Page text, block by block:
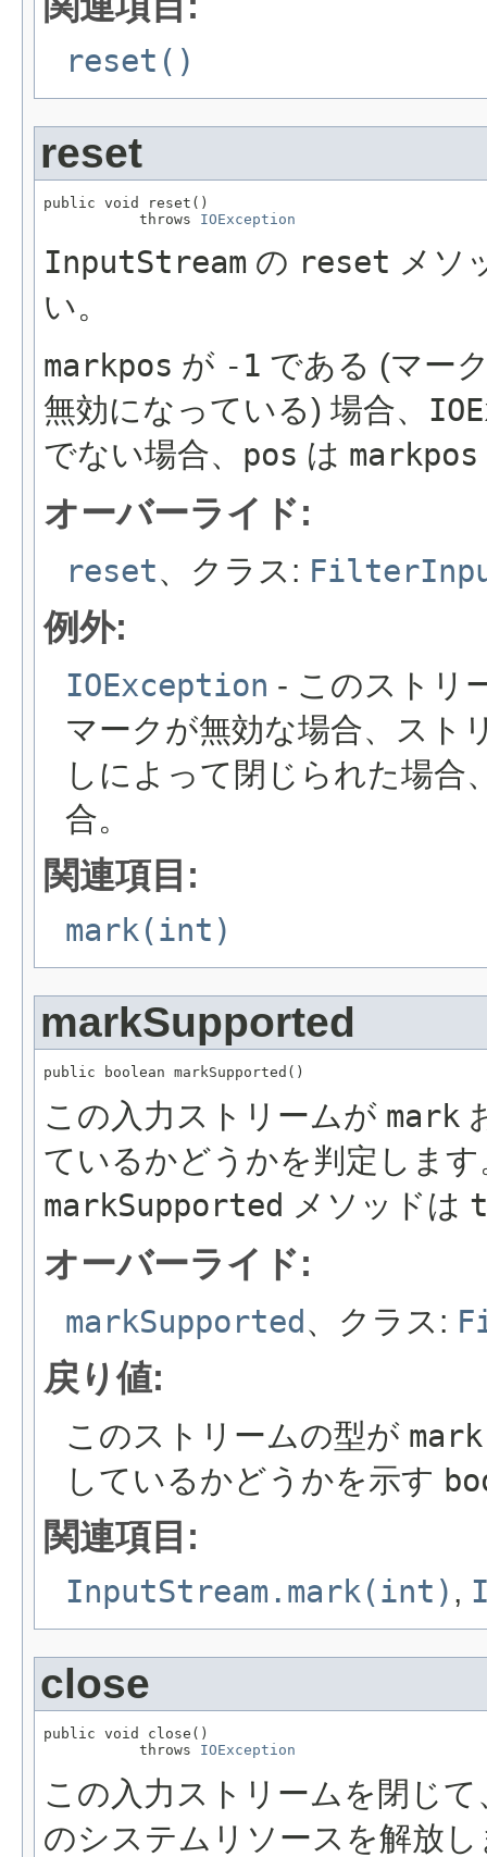
reset()
reset
public void reset()
           throws
IOException
InputStream の reset メソ
い。
markpos が -1 である (マー
無効になっている) 場合、
でない場合、 pos は markpos
オーバーライド:
reset、クラス:
例外:
IOException - このストリ
マークが無効な場合、スト
しによって閉じられた場合
合。
関連項目:
mark(int)
markSupported
public boolean markSupported()
この入力ストリームが mark
ているかどうかを判定します
markSupported メソッドは
オーバーライド:
markSupported、クラス:
戻り値:
このストリームの型が mark
しているかどうかを示す
関連項目:
InputStream.mark(int) ,
close
public void close()
           throws
IOException
この入力ストリームを閉じ
のシステムリソースを解放